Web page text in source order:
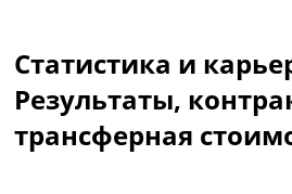
Чемпионат Мира
Украина. Премьер-
Украина. Первая Лига
Лига Чемпионов
Статистика и
Результаты,
трансферная